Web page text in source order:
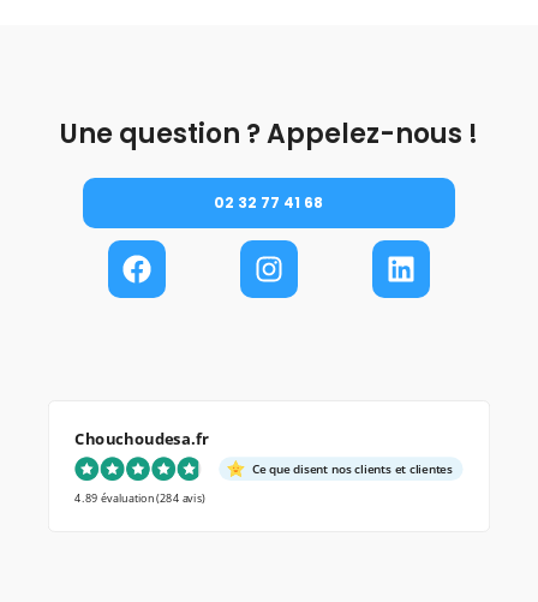
Une question ? Appelez-nous !
02 32 77 41 68
Chouchoudesa.fr
Ce que disent nos clients et clientes
4.89 évaluation(284 avis)